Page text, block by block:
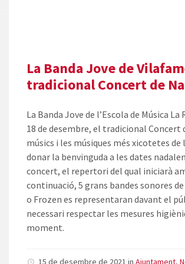
La Banda Jove de
tradicional Concert de
La Banda Jove de l’Escola de Música
18 de desembre, el tradicional
músics i les músiques més xicotetes
donar la benvinguda a les dates
concert, el repertori del qual iniciarà
continuació, 5 grans bandes sonores
o Frozen es representaran davant el
necessari respectar les mesures
moment.